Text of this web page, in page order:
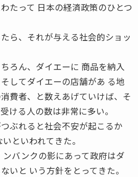
たって 日本の経済政策のひとつ
ら、それが与える社会的ショッ
ろん、ダイエーに 商品を納入
してダイエーの店舗があ る地
費者、と数えあげていけば、そ
ける人の数は非常に多い。
ぶれると社会不安が起こるか
といわれてきた。
バンクの影にあって政府はダ
いと いう方針をとってきた。